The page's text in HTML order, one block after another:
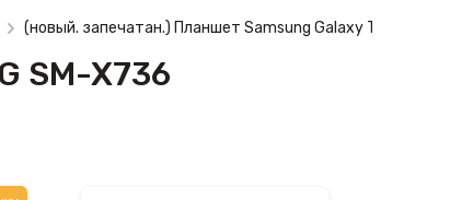
(новый. запечатан.) Планшет Samsung Galaxy Tab S11 5G
SM-X736